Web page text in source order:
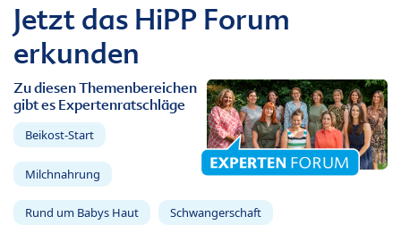
Jetzt das HiPP Forum
erkunden
Zu diesen Themenbereichen
gibt es Expertenratschläge
Beikost-Start
Milchnahrung
Rund um Babys Haut Schwangerschaft